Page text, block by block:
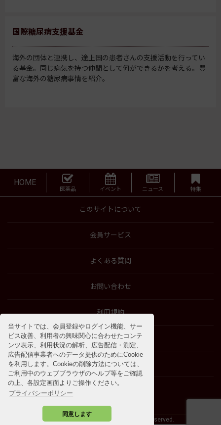
当サイトでは、会員登録やログイン機能、サー
ビス改善、利用者の興味関心に合わせたコンテ
ンツ表示、利用状況の解析、広告配信・測定、
広告配信事業者へのデータ提供のためにCookie
を利用します。Cookieの削除方法については、
ご利用中のウェブブラウザのヘルプ等をご確認
の上、各設定画面よりご操作ください。
プライバシーポリシー
同意します
国際糖尿病支援基金
海外の団体と連携し、途上国の患者さんの支援活動を行ってい
る基金。同じ病気を持つ仲間として何ができるかを考える。豊
富な海外の糖尿病事情を紹介。
HOME
医薬品 イベント ニュース 特集
このサイトについて
会員サービス
よくある質問
お問い合わせ
利用規約
特商法に基づく表示
プライバシーポリシー
©2009 - 2026 SOSHINSHA All Rights Reserved.